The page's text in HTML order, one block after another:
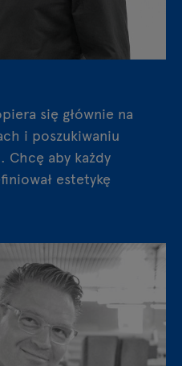
się głównie na
i poszukiwaniu
aby każdy
estetykę